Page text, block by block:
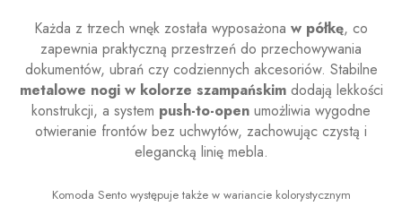
Każda z trzech wnęk została wyposażona w półkę, co
zapewnia praktyczną przestrzeń do przechowywania
dokumentów, ubrań czy codziennych akcesoriów. Stabilne
metalowe nogi w kolorze szampańskimdodają lekkości
konstrukcji, a system push-to-open umożliwia wygodne
otwieranie frontów bez uchwytów, zachowując czystą i
elegancką linię mebla.
Komoda Sento występuje także w wariancie kolorystycznym